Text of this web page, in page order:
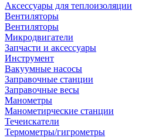
Аксессуары для теплоизоляции
Вентиляторы
Вентиляторы
Микродвигатели
Запчасти и аксессуары
Инструмент
Вакуумные насосы
Заправочные станции
Заправочные весы
Манометры
Манометирческие станции
Течеискатели
Термометры/гигрометры